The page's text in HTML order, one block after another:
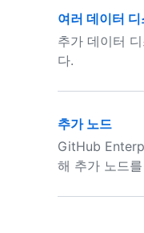
여러 데이터
추가 데이터
다.
추가 노드
GitHub
해 추가 노드